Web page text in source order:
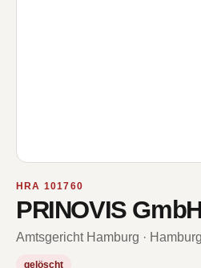
HRA 101760
PRINOVIS
Amtsgericht Hamburg · Hamburg
gelöscht